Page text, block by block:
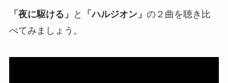
「夜に駆ける」 と 「ハルジオン」 の２曲を聴き比
べてみましょう。